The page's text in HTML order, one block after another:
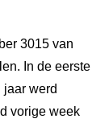
3015 van
In de eerste
jaar werd
vorige week